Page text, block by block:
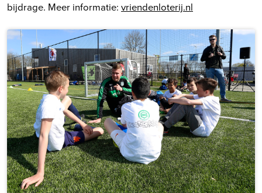
bijdrage. Meer informatie: vriendenloterij.nl